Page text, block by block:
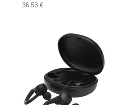
36.53 €